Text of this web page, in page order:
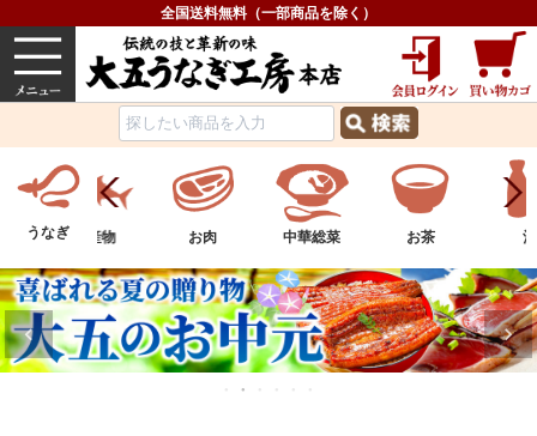
全国送料無料（一部商品を除く）
うなぎ 内祝い グルメ
うなぎ 水産物 お肉 中華総菜 お茶 酒